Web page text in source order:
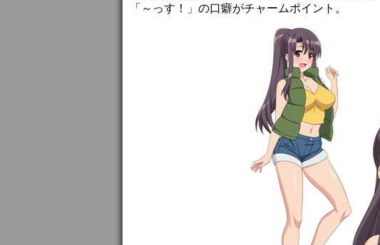
「～っす！」の口癖がチャームポイント。